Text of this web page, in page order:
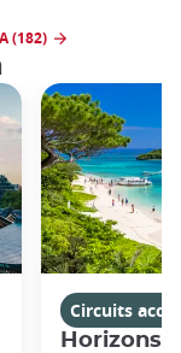
(182)
Circuits
Horizons